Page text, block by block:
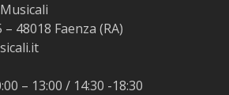
48018 Faenza (RA)
– 13:00 / 14:30 -18:30